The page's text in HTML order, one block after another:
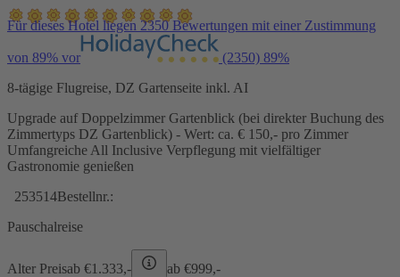
Für dieses Hotel liegen 2350 Bewertungen mit einer Zustimmung
von 89% vor (2350) 89%
8-tägige Flugreise, DZ Gartenseite inkl. AI
Upgrade auf Doppelzimmer Gartenblick (bei direkter Buchung des
Zimmertyps DZ Gartenblick) - Wert: ca. € 150,- pro Zimmer
Umfangreiche All Inclusive Verpflegung mit vielfältiger
Gastronomie genießen
253514Bestellnr.:
Pauschalreise
Alter Preisab €1.333,- ab €999,-